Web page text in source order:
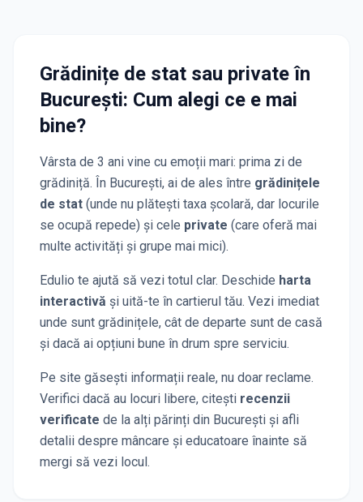
Grădinițe de stat sau privateîn
București: Cum alegi ce e mai
bine?
Vârsta de 3 ani vine cu emoții mari: prima zi de
grădiniță. În București, ai de ales între grădinițele
de stat (unde nu plătești taxa școlară, dar locurile
se ocupă repede) și cele private (care oferă mai
multe activități și grupe mai mici).
Edulio te ajută să vezi totul clar. Deschide harta
interactivă și uită-te în cartierul tău. Vezi imediat
unde sunt grădinițele, cât de departe sunt de casă
și dacă ai opțiuni bune în drum spre serviciu.
Pe site găsești informații reale, nu doar reclame.
Verifici dacă au locuri libere, citești recenzii
verificate de la alți părinți din București și afli
detalii despre mâncare și educatoare înainte să
mergi să vezi locul.